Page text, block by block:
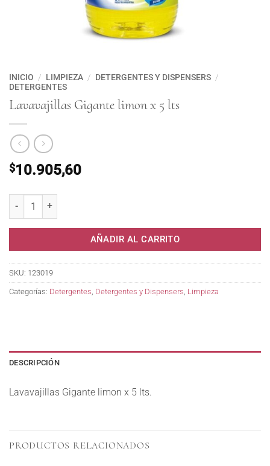
INICIO / LIMPIEZA / DETERGENTES Y DISPENSERS /
DETERGENTES
Lavavajillas Gigante limon x 5 lts
$10.905,60
AÑADIR AL CARRITO
SKU: 123019
Categorías: Detergentes, Detergentes y Dispensers, Limpieza
DESCRIPCIÓN
Lavavajillas Gigante limon x 5 lts.
PRODUCTOS RELACIONADOS